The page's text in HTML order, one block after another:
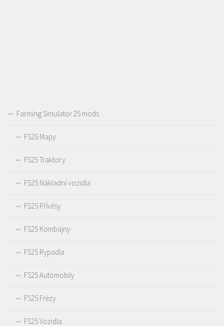
Farming Simulator 25 mods
FS25 Mapy
FS25 Traktory
FS25 Nákladní vozidla
FS25 Přívěsy
FS25 Kombajny
FS25 Rypadla
FS25 Automobily
FS25 Frézy
FS25 Vozidla